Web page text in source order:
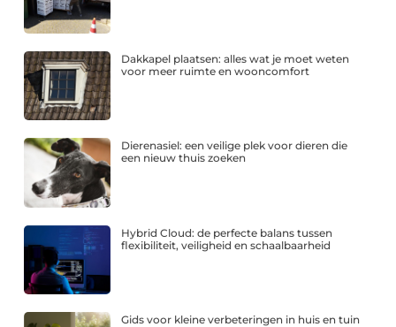
Dakkapel plaatsen: alles wat je moet weten
voor meer ruimte en wooncomfort
Dierenasiel: een veilige plek voor dieren die
een nieuw thuis zoeken
Hybrid Cloud: de perfecte balans tussen
flexibiliteit, veiligheid en schaalbaarheid
Gids voor kleine verbeteringen in huis en tuin